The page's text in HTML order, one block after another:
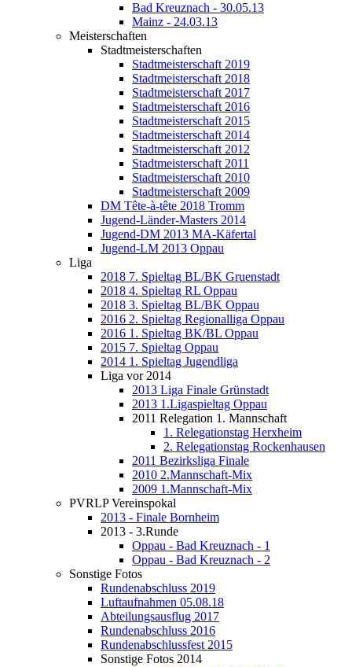
Bad Kreuznach - 30.05.13
Mainz - 24.03.13
Meisterschaften
Stadtmeisterschaften
Stadtmeisterschaft 2019
Stadtmeisterschaft 2018
Stadtmeisterschaft 2017
Stadtmeisterschaft 2016
Stadtmeisterschaft 2015
Stadtmeisterschaft 2014
Stadtmeisterschaft 2012
Stadtmeisterschaft 2011
Stadtmeisterschaft 2010
Stadtmeisterschaft 2009
DM Tête-à-tête 2018 Tromm
Jugend-Länder-Masters 2014
Jugend-DM 2013 MA-Käfertal
Jugend-LM 2013 Oppau
Liga
2018 7. Spieltag BL/BK Gruenstadt
2018 4. Spieltag RL Oppau
2018 3. Spieltag BL/BK Oppau
2016 2. Spieltag Regionalliga Oppau
2016 1. Spieltag BK/BL Oppau
2015 7. Spieltag Oppau
2014 1. Spieltag Jugendliga
Liga vor 2014
2013 Liga Finale Grünstadt
2013 1.Ligaspieltag Oppau
2011 Relegation 1. Mannschaft
1. Relegationstag Herxheim
2. Relegationstag Rockenhausen
2011 Bezirksliga Finale
2010 2.Mannschaft-Mix
2009 1.Mannschaft-Mix
PVRLP Vereinspokal
2013 - Finale Bornheim
2013 - 3.Runde
Oppau - Bad Kreuznach - 1
Oppau - Bad Kreuznach - 2
Sonstige Fotos
Rundenabschluss 2019
Luftaufnahmen 05.08.18
Abteilungsausflug 2017
Rundenabschluss 2016
Rundenabschlussfest 2015
Sonstige Fotos 2014